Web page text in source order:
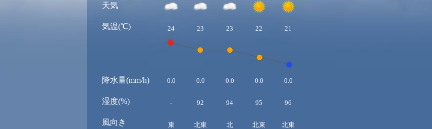
天気
気温(℃)
降水量(mm/h)
湿度(%)
風向き
24 23 23 22 21
0.0 0.0 0.0 0.0 0.0
- 92 94 95 96
東 北東 北 北東 北東